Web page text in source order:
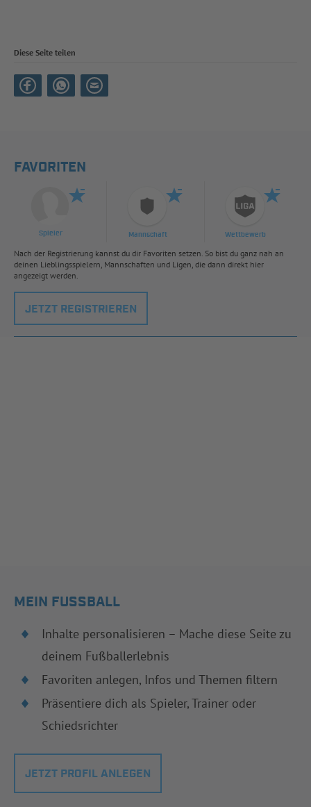
Diese Seite teilen
FAVORITEN
Spieler Mannschaft Wettbewerb
Nach der Registrierung kannst du dir Favoriten setzen. So bist du ganz nah an
deinen Lieblingsspielern, Mannschaften und Ligen, die dann direkt hier
angezeigt werden.
JETZT REGISTRIEREN
MEIN FUSSBALL
Inhalte personalisieren – Mache diese Seite zu
deinem Fußballerlebnis
Favoriten anlegen, Infos und Themen filtern
Präsentiere dich als Spieler, Trainer oder
Schiedsrichter
JETZT PROFIL ANLEGEN